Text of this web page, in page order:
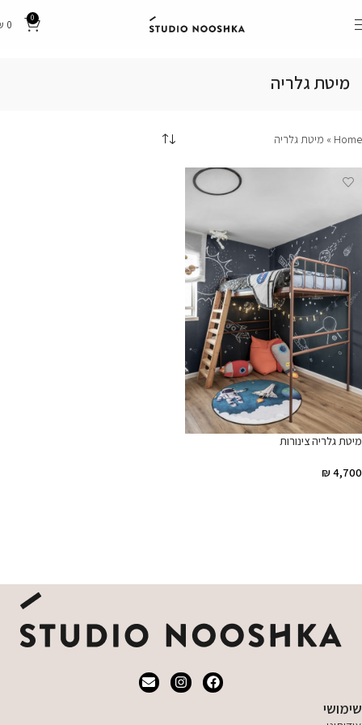
0
0
מיטת גלריה
Home
» מיטת גלריה
מיטת גלריה צינורות
₪4,700
שימושי